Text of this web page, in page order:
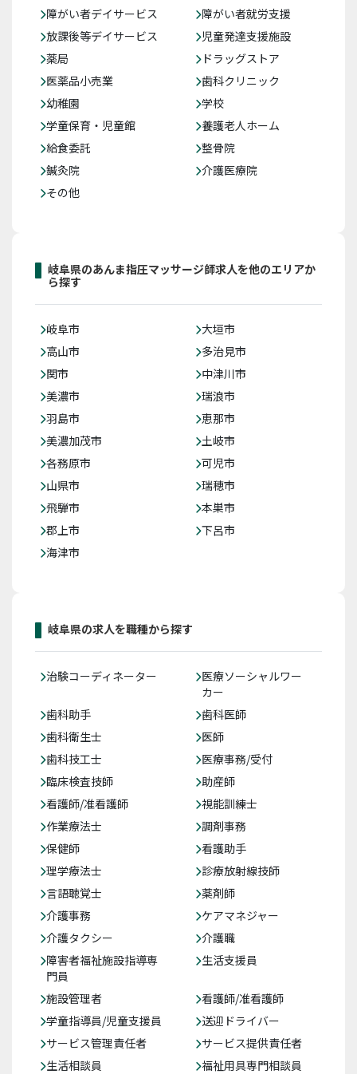
障がい者デイサービス
障がい者就労支援
放課後等デイサービス
児童発達支援施設
薬局
ドラッグストア
医薬品小売業
歯科クリニック
幼稚園
学校
学童保育・児童館
養護老人ホーム
給食委託
整骨院
鍼灸院
介護医療院
その他
岐阜県のあんま指圧マッサージ師求人を他のエリアか
ら探す
岐阜市
大垣市
高山市
多治見市
関市
中津川市
美濃市
瑞浪市
羽島市
恵那市
美濃加茂市
土岐市
各務原市
可児市
山県市
瑞穂市
飛騨市
本巣市
郡上市
下呂市
海津市
岐阜県の求人を職種から探す
治験コーディネーター
医療ソーシャルワー
カー
歯科助手
歯科医師
歯科衛生士
医師
歯科技工士
医療事務/受付
臨床検査技師
助産師
看護師/准看護師
視能訓練士
作業療法士
調剤事務
保健師
看護助手
理学療法士
診療放射線技師
言語聴覚士
薬剤師
介護事務
ケアマネジャー
介護タクシー
介護職
障害者福祉施設指導専
門員
生活支援員
施設管理者
看護師/准看護師
学童指導員/児童支援員
送迎ドライバー
サービス管理責任者
サービス提供責任者
生活相談員
福祉用具専門相談員